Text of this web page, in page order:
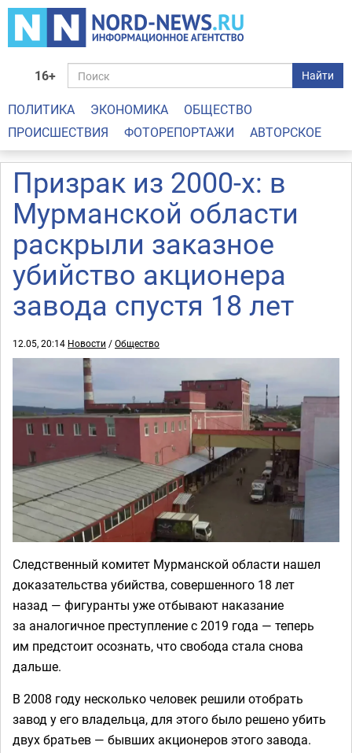
16+ Найти
ПОЛИТИКА ЭКОНОМИКА
ОБЩЕСТВО
ПРОИСШЕСТВИЯ
ФОТОРЕПОРТАЖИ АВТОРСКОЕ
Призрак из 2000-х: в
Мурманской области
раскрыли заказное
убийство акционера
завода спустя 18 лет
12.05, 20:14 Новости /Общество
Следственный комитет Мурманской области нашел
доказательства убийства, совершенного 18 лет
назад — фигуранты уже отбывают наказание
за аналогичное преступление с 2019 года — теперь
им предстоит осознать, что свобода стала снова
дальше.
В 2008 году несколько человек решили отобрать
завод у его владельца, для этого было решено убить
двух братьев — бывших акционеров этого завода.